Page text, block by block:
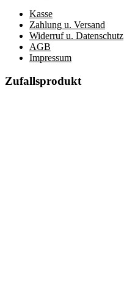
Kasse
Zahlung u. Versand
Widerruf u. Datenschutz
AGB
Impressum
Zufallsprodukt